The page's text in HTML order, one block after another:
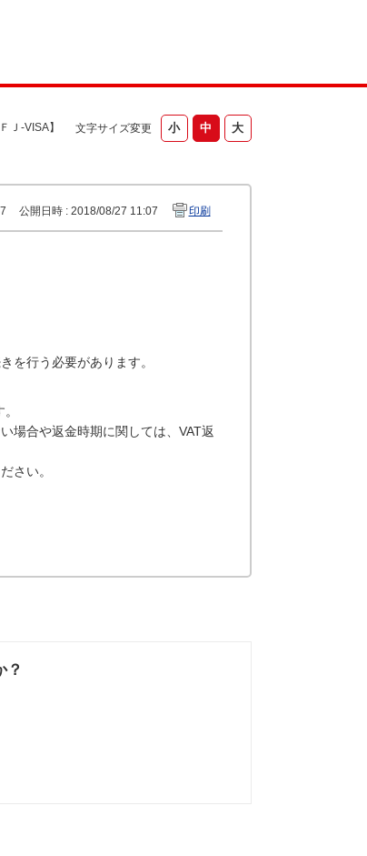
文字サイズ変更
Ｊ-VISA】
公開日時 : 2018/08/27 11:07 印刷
を行う必要があります。
場合や返金時期に関しては、VAT返
さい。
？